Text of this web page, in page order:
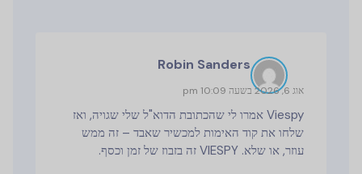
Robin Sanders
אוג 6, 2026 בשעה 10:09 pm
Viespy אמרו לי שהכתובת הדוא"ל שלי שגויה, ואז
שלחו את קוד האימות למכשיר שאבד – זה ממש
עוזר, או שלא. VIESPY זה בזבוז של זמן וכסף.